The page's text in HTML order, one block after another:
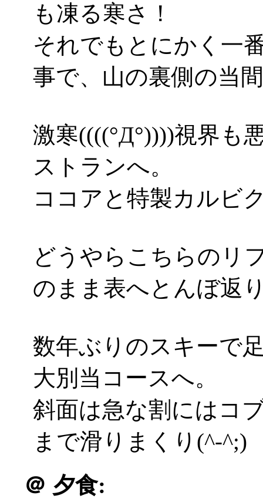
も凍る寒さ！
それでもとにかく一
事で、山の裏側の当
激寒((((°Д°))))視界も
ストランへ。
ココアと特製カルビ
どうやらこちらのリ
のまま表へとんぼ返
数年ぶりのスキーで
大別当コースへ。
斜面は急な割にはコ
まで滑りまくり(^-^;)
＠ 夕食: